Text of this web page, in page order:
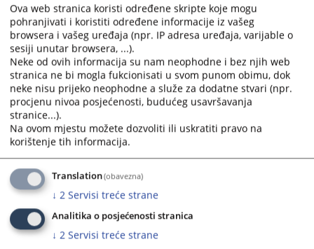
Ova web stranica koristi određene skripte koje mogu
pohranjivati i koristiti određene informacije iz vašeg
browsera i vašeg uređaja (npr. IP adresa uređaja, varijable o
sesiji unutar browsera, ...).
Neke od ovih informacija su nam neophodne i bez njih web
stranica ne bi mogla fukcionisati u svom punom obimu, dok
neke nisu prijeko neophodne a služe za dodatne stvari (npr.
procjenu nivoa posjećenosti, budućeg usavršavanja
stranice...).
Na ovom mjestu možete dozvoliti ili uskratiti pravo na
korištenje tih informacija.
Translation(obavezna)
↓ 2 Servisi treće strane
Analitika o posjećenosti stranica
↓ 2 Servisi treće strane